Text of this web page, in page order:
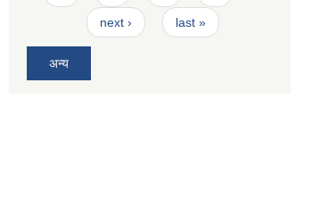
next › last »
अन्य